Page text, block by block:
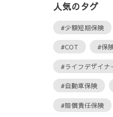
人気のタグ
#少額短期保険
#COT #保
#ライフデザイナ
#自動車保険
#賠償責任保険